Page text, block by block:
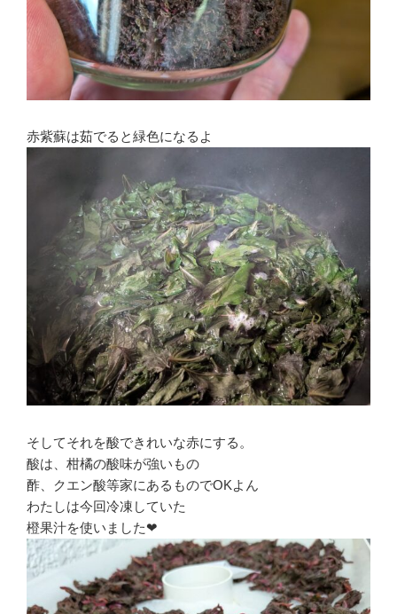
赤紫蘇は茹でると緑色になるよ
そしてそれを酸できれいな赤にする。
酸は、柑橘の酸味が強いもの
酢、クエン酸等家にあるものでOKよん
わたしは今回冷凍していた
橙果汁を使いました❤